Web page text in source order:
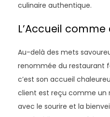
culinaire authentique.
L’Accueil
Au-delà des mets
renommée du restaurant
c’est son accueil
client est reçu comme un
avec le sourire et la